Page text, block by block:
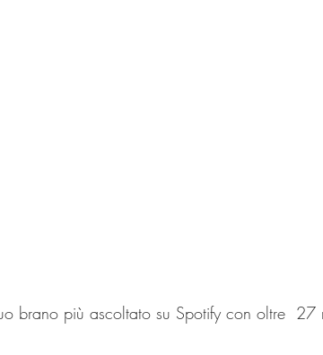
brano più ascoltato su Spotify con oltre  27